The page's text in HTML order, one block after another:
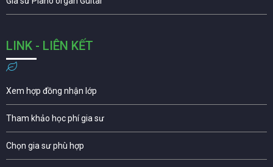
LINK - LIÊN KẾT
Xem hợp đồng nhận lớp
Tham khảo học phí gia sư
Chọn gia sư phù hợp